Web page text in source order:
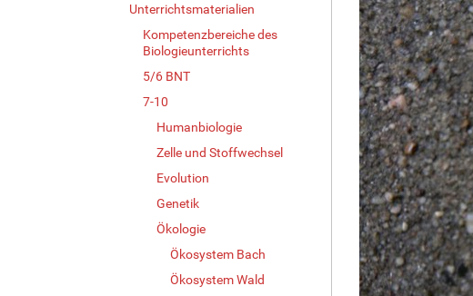
Unterrichtsmaterialien
Kompetenzbereiche des
Biologieunterrichts
5/6 BNT
7-10
Humanbiologie
Zelle und Stoffwechsel
Evolution
Genetik
Ökologie
Ökosystem Bach
Ökosystem Wald